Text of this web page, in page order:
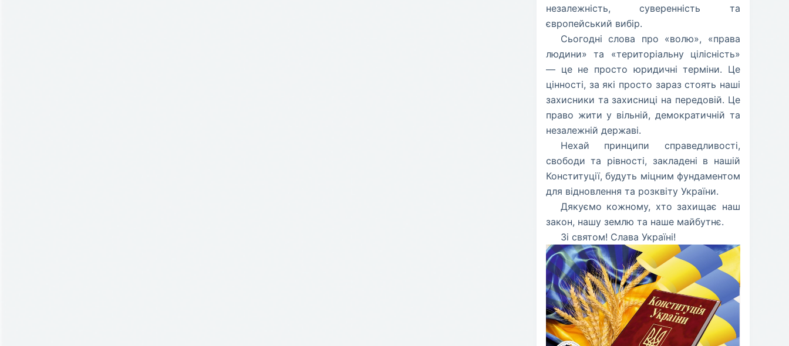
незалежність, суверенність та
європейський вибір.
​Сьогодні слова про «волю», «права
людини» та «територіальну цілісність»
— це не просто юридичні терміни. Це
цінності, за які просто зараз стоять наші
захисники та захисниці на передовій. Це
право жити у вільній, демократичній та
незалежній державі.
​Нехай принципи справедливості,
свободи та рівності, закладені в нашій
Конституції, будуть міцним фундаментом
для відновлення та розквіту України.
​Дякуємо кожному, хто захищає наш
закон, нашу землю та наше майбутнє.
​Зі святом! Слава Україні!